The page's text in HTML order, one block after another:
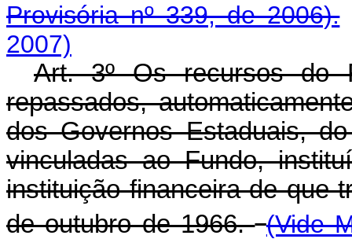
Provisória nº 339, de 2006).
2007)
Art. 3º Os recursos do
repassados,
dos Governos Estaduais,
vinculadas ao Fundo,
instituição financeira de que
de outubro de 1966. (Vide